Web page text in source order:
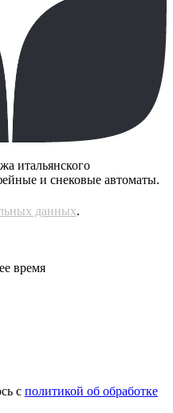
итальянского
и снековые автоматы.
данных.
время
с политикой об обработке